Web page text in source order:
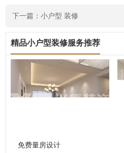
下一篇：小户型 装修
精品小户型装修服务推荐
免费量房设计